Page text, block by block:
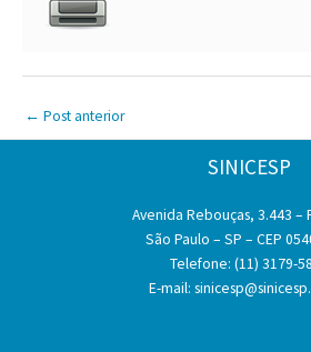
← Post anterior
SINICESP
Avenida Rebouças, 3.443 –
São Paulo – SP – CEP
Telefone: (11) 3179-
E-mail: